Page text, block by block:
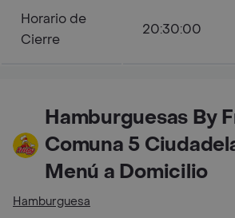
Horario de
Cierre
20:30:00
Hamburguesas By
Comuna 5
Menú a Domicilio
Hamburguesa